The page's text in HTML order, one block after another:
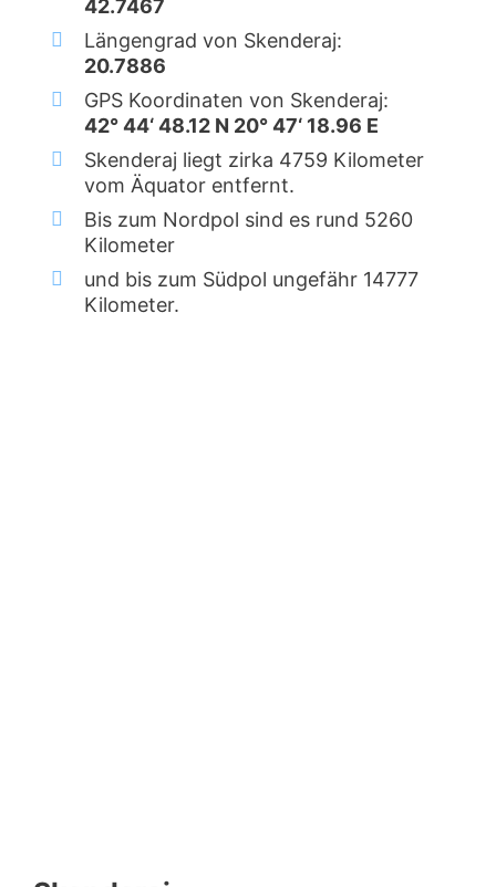
42.7467
Längengrad von Skenderaj:
20.7886
GPS Koordinaten von Skenderaj:
42° 44‘ 48.12 N 20° 47‘ 18.96 E
Skenderaj liegt zirka 4759 Kilometer
vom Äquator entfernt.
Bis zum Nordpol sind es rund 5260
Kilometer
und bis zum Südpol ungefähr 14777
Kilometer.